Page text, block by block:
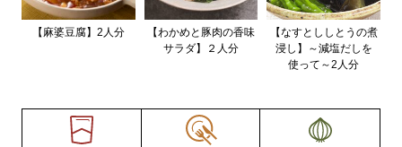
【麻婆豆腐】2人分
【わかめと豚肉の香味
サラダ】２人分
【なすとししとうの煮
浸し】～減塩だしを
使って～2人分